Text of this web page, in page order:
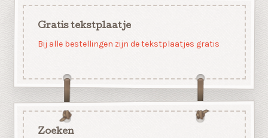
Gratis tekstplaatje
Bij alle bestellingen zijn de tekstplaatjes gratis
Zoeken